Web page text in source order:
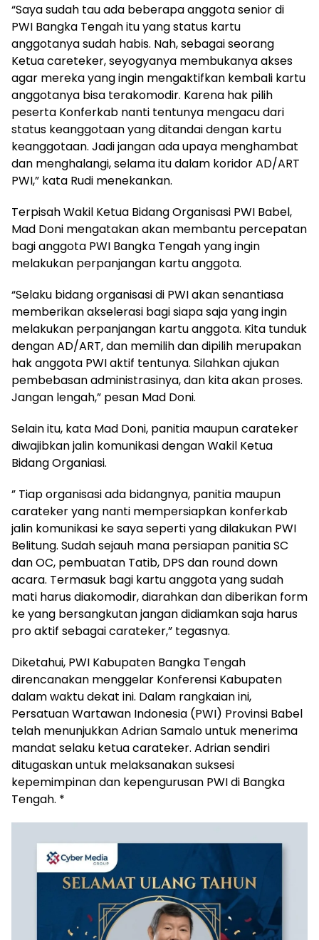
“Saya sudah tau ada beberapa anggota senior di
PWI Bangka Tengah itu yang status kartu
anggotanya sudah habis. Nah, sebagai seorang
Ketua careteker, seyogyanya membukanya akses
agar mereka yang ingin mengaktifkan kembali kartu
anggotanya bisa terakomodir. Karena hak pilih
peserta Konferkab nanti tentunya mengacu dari
status keanggotaan yang ditandai dengan kartu
keanggotaan. Jadi jangan ada upaya menghambat
dan menghalangi, selama itu dalam koridor AD/ART
PWI,” kata Rudi menekankan.
Terpisah Wakil Ketua Bidang Organisasi PWI Babel,
Mad Doni mengatakan akan membantu percepatan
bagi anggota PWI Bangka Tengah yang ingin
melakukan perpanjangan kartu anggota.
“Selaku bidang organisasi di PWI akan senantiasa
memberikan akselerasi bagi siapa saja yang ingin
melakukan perpanjangan kartu anggota. Kita tunduk
dengan AD/ART, dan memilih dan dipilih merupakan
hak anggota PWI aktif tentunya. Silahkan ajukan
pembebasan administrasinya, dan kita akan proses.
Jangan lengah,” pesan Mad Doni.
Selain itu, kata Mad Doni, panitia maupun carateker
diwajibkan jalin komunikasi dengan Wakil Ketua
Bidang Organiasi.
” Tiap organisasi ada bidangnya, panitia maupun
carateker yang nanti mempersiapkan konferkab
jalin komunikasi ke saya seperti yang dilakukan PWI
Belitung. Sudah sejauh mana persiapan panitia SC
dan OC, pembuatan Tatib, DPS dan round down
acara. Termasuk bagi kartu anggota yang sudah
mati harus diakomodir, diarahkan dan diberikan form
ke yang bersangkutan jangan didiamkan saja harus
pro aktif sebagai carateker,” tegasnya.
Diketahui, PWI Kabupaten Bangka Tengah
direncanakan menggelar Konferensi Kabupaten
dalam waktu dekat ini. Dalam rangkaian ini,
Persatuan Wartawan Indonesia (PWI) Provinsi Babel
telah menunjukkan Adrian Samalo untuk menerima
mandat selaku ketua carateker. Adrian sendiri
ditugaskan untuk melaksanakan suksesi
kepemimpinan dan kepengurusan PWI di Bangka
Tengah. *